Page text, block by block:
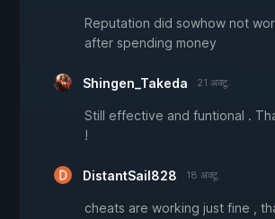
Reputation did sowhow not
after spending money
Shingen_Takeda 21 अक्टू.
Still effective and funtional .
!
DistantSail828 18 अक्टू.
cheats are working just fine ,